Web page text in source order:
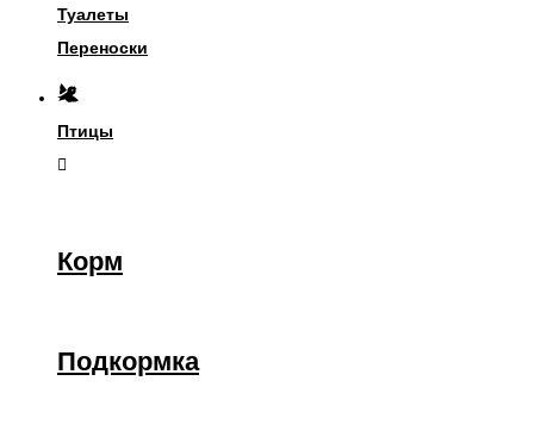
Туалеты
Переноски
Птицы
Корм
Подкормка